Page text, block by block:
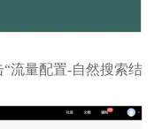
流量配置-自然搜索结